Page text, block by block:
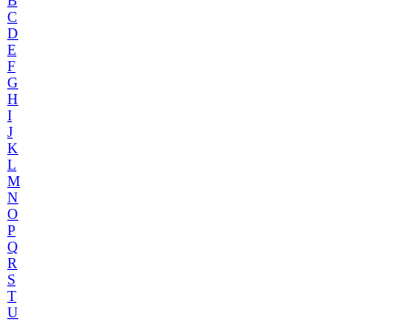
C
D
E
F
G
H
I
J
K
L
M
N
O
P
Q
R
S
T
U